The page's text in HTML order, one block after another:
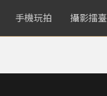
手機玩拍 攝影擂臺